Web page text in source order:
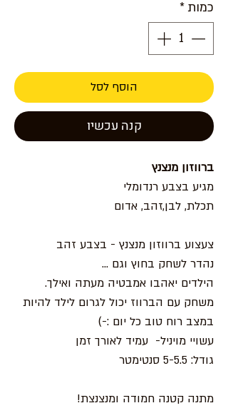
כמות*
הוסף לסל
קנה עכשיו
ברווזון מנצנץ
מגיע בצבע רנדומלי
תכלת, לבן,זהב, אדום
צעצוע ברווזון מנצנץ - בצבע זהב
נהדר לשחק בחוץ וגם ...
הילדים יאהבו אמבטיה מעתה ואילך.
משחק עם הברווז יכול לגרום לילד להיות
במצב רוח טוב כל יום :-)
עשויי מויניל- עמיד לאורך זמן
גודל: 5-5.5 סנטימטר
מתנה קטנה חמודה ומנצנצת!